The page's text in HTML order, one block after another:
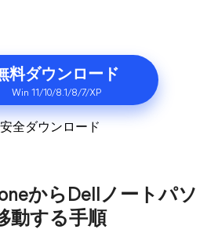
料ダウンロード
Win 11/10/8.1/8/7/XP
安全ダウンロード
からDellノートパソ
動する手順